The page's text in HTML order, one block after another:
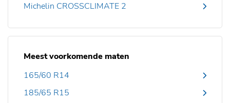
Michelin CROSSCLIMATE 2
Meest voorkomende maten
165/60 R14
185/65 R15